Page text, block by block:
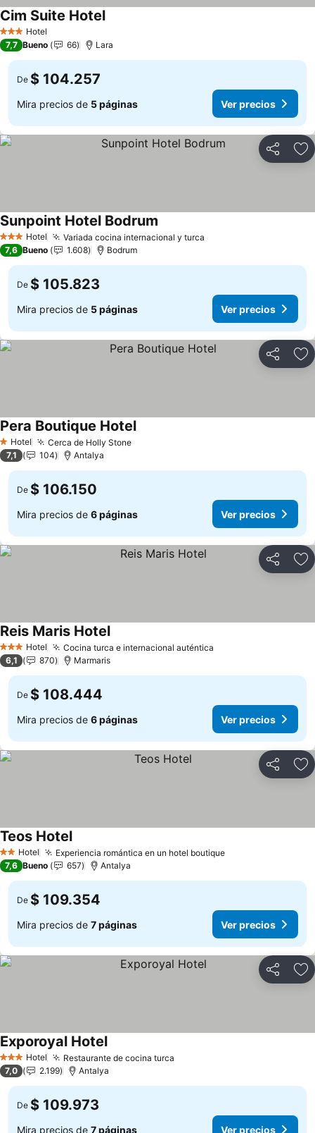
3 Estrellas
Hotel
Cim Suite Hotel
7,7 Bueno 66 Lara
De $ 104.257
Mira precios de 5 páginas Ver precios
Compartir
3 Estrellas
Hotel Variada cocina internacional y turca
Sunpoint Hotel Bodrum
7,6 Bueno 1.608 Bodrum
De $ 105.823
Mira precios de 5 páginas Ver precios
Compartir
1 Estrellas
Hotel Cerca de Holly Stone
Pera Boutique Hotel
7,1 104 Antalya
De $ 106.150
Mira precios de 6 páginas Ver precios
Compartir
3 Estrellas
Hotel Cocina turca e internacional auténtica
Reis Maris Hotel
6,1 870 Marmaris
De $ 108.444
Mira precios de 6 páginas Ver precios
Compartir
2 Estrellas
Hotel Experiencia romántica en un hotel boutique
Teos Hotel
7,6 Bueno 657 Antalya
De $ 109.354
Mira precios de 7 páginas Ver precios
Compartir
3 Estrellas
Hotel Restaurante de cocina turca
Exporoyal Hotel
7,0 2.199 Antalya
De $ 109.973
Mira precios de 7 páginas Ver precios